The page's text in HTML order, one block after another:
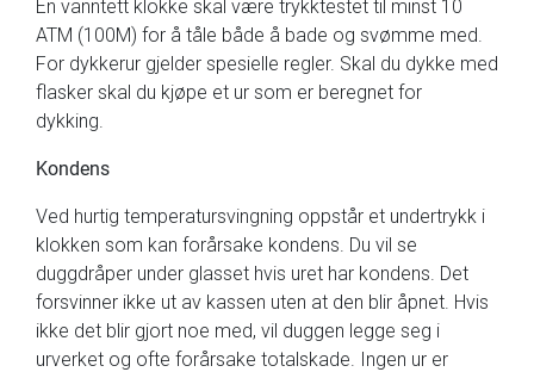
En vanntett klokke skal være trykktestet til minst 10
ATM (100M) for å tåle både å bade og svømme med.
For dykkerur gjelder spesielle regler. Skal du dykke med
flasker skal du kjøpe et ur som er beregnet for
dykking.
Kondens
Ved hurtig temperatursvingning oppstår et undertrykk i
klokken som kan forårsake kondens. Du vil se
duggdråper under glasset hvis uret har kondens. Det
forsvinner ikke ut av kassen uten at den blir åpnet. Hvis
ikke det blir gjort noe med, vil duggen legge seg i
urverket og ofte forårsake totalskade. Ingen ur er